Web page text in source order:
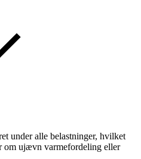
under alle belastninger, hvilket
om ujævn varmefordeling eller